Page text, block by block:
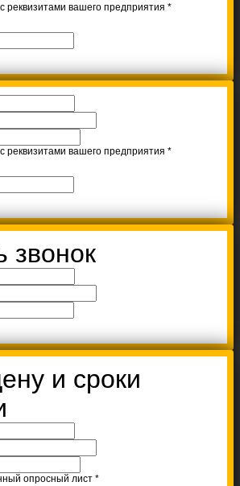
реквизитами вашего предприятия *
реквизитами вашего предприятия *
звонок
и сроки
опросный лист *